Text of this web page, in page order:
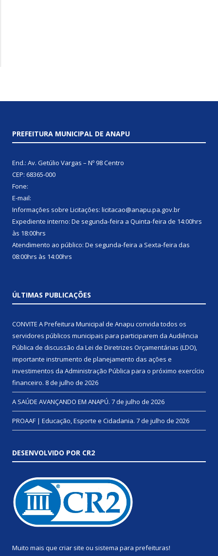
PREFEITURA MUNICIPAL DE ANAPU
End.: Av. Getúlio Vargas – Nº 98 Centro
CEP: 68365-000
Fone:
E-mail:
Informações sobre Licitações: licitacao@anapu.pa.gov.br
Expediente interno: De segunda-feira a Quinta-feira de 14:00hrs
às 18:00hrs
Atendimento ao público: De segunda-feira a Sexta-feira das
08:00hrs às 14:00hrs
ÚLTIMAS PUBLICAÇÕES
CONVITE A Prefeitura Municipal de Anapu convida todos os
servidores públicos municipais para participarem da Audiência
Pública de discussão da Lei de Diretrizes Orçamentárias (LDO),
importante instrumento de planejamento das ações e
investimentos da Administração Pública para o próximo exercício
financeiro. 8 de julho de 2026
A SAÚDE AVANÇANDO EM ANAPÚ. 7 de julho de 2026
PROAAF | Educação, Esporte e Cidadania. 7 de julho de 2026
DESENVOLVIDO POR CR2
Muito mais que criar site ou sistema para prefeituras!